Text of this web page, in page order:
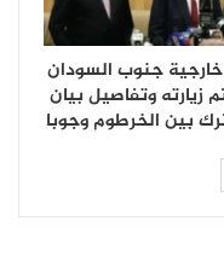
خارجية جنوب السودان
زيارته وتفاصيل بيان
بين الخرطوم وجوبا